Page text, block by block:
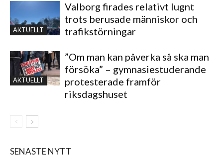
AKTUELLT
Valborg firades relativt lugnt
trots berusade människor och
trafikstörningar
AKTUELLT
”Om man kan påverka så ska man
försöka” – gymnasiestuderande
protesterade framför
riksdagshuset
SENASTE NYTT